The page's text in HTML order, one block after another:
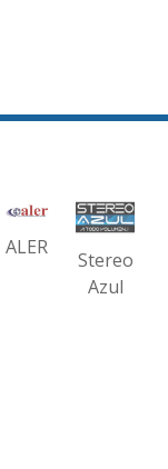
ALER
Stereo
Azul